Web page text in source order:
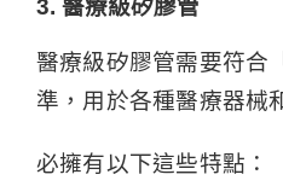
3. 醫療級矽膠管
醫療級矽膠管需要符合
準，用於各種醫療器械
必擁有以下這些特點：